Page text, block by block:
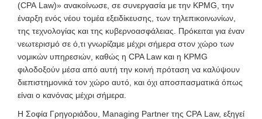
(CPA Law)» ανακοίνωσε, σε συνεργασία με την KPMG, την
έναρξη ενός νέου τομέα εξειδίκευσης, των τηλεπικοινωνίων,
της τεχνολογίας και της κυβερνοασφάλειας. Πρόκειται για έναν
νεωτερισμό σε ό,τι γνωρίζαμε μέχρι σήμερα στον χώρο των
νομικών υπηρεσιών, καθώς η CPA Law και η KPMG
φιλοδοξούν μέσα από αυτή την κοινή πρόταση να καλύψουν
διεπιστημονικά τον χώρο αυτό, και όχι αποσπασματικά όπως
είναι ο κανόνας μέχρι σήμερα.
Η Σοφία Γρηγοριάδου, Managing Partner της CPA Law, εξηγεί